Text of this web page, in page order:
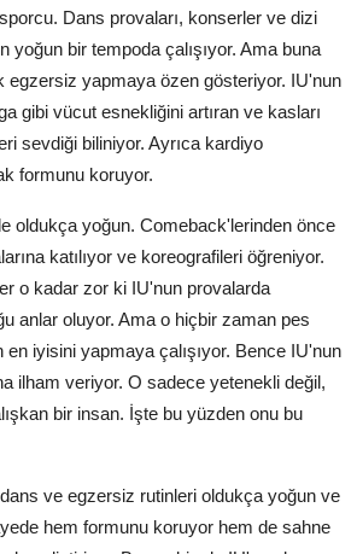
Dans provaları, konserler ve dizi
yoğun bir tempoda çalışıyor. Ama buna
egzersiz yapmaya özen gösteriyor. IU'nun
gibi vücut esnekliğini artıran ve kasları
sevdiği biliniyor. Ayrıca kardiyo
formunu koruyor.
oldukça yoğun. Comeback'lerinden önce
katılıyor ve koreografileri öğreniyor.
o kadar zor ki IU'nun provalarda
anlar oluyor. Ama o hiçbir zaman pes
iyisini yapmaya çalışıyor. Bence IU'nun
ilham veriyor. O sadece yetenekli değil,
bir insan. İşte bu yüzden onu bu
ve egzersiz rutinleri oldukça yoğun ve
hem formunu koruyor hem de sahne